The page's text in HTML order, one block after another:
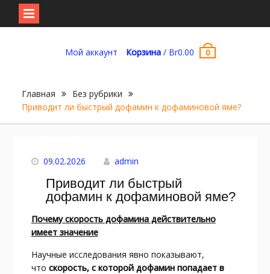
Мой аккаунт Корзина / Br0.00 0
Главная
Без рубрики
Приводит ли быстрый дофамин к дофаминовой яме?
09.02.2026 admin
Приводит ли быстрый
дофамин к дофаминовой яме?
Почему скорость дофамина действительно
имеет значение
Научные исследования явно показывают,
что скорость, с которой дофамин попадает в